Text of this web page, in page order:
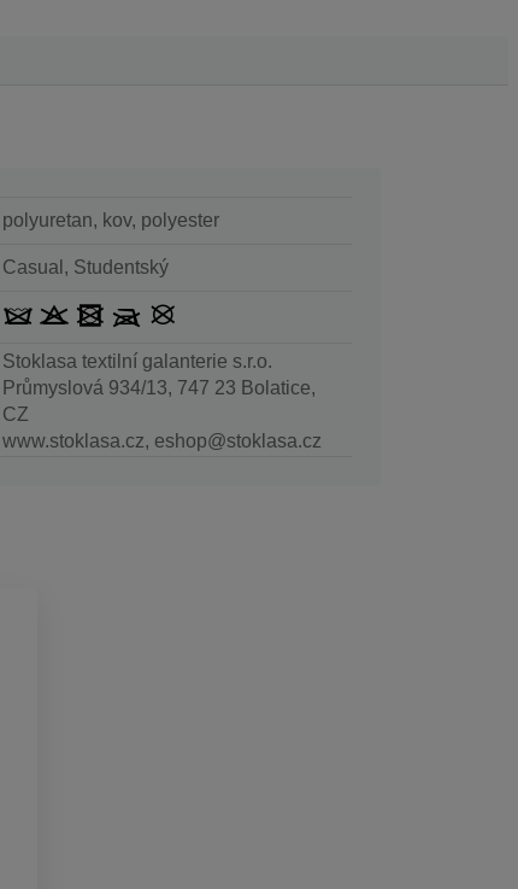
polyuretan, kov, polyester
Casual, Studentský
Stoklasa textilní galanterie s.r.o.
Průmyslová 934/13, 747 23 Bolatice,
CZ
www.stoklasa.cz, eshop@stoklasa.cz